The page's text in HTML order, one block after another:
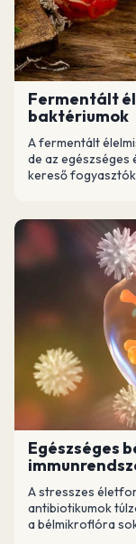
Fermentált
baktériumok
A fermentált
de az
kereső
Egészséges
A stresszes
antibiotikumok
a bélmikroflóra